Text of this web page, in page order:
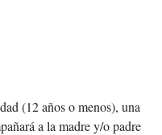
(12 años o menos), una
a la madre y/o padre